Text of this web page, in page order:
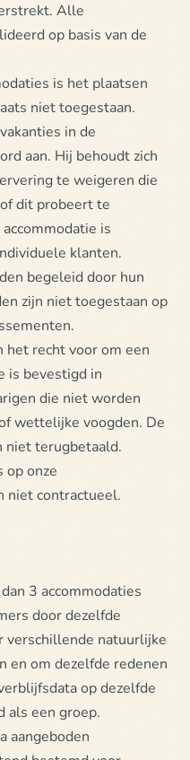
Alle
op basis van de
is het plaatsen
niet toegestaan.
in de
aan. Hij behoudt zich
te weigeren die
dit probeert te
is
klanten.
begeleid door hun
zijn niet toegestaan op
het recht voor om een
is bevestigd in
die niet worden
wettelijke voogden. De
niet terugbetaald.
op onze
niet contractueel.
3 accommodaties
door dezelfde
verschillende natuurlijke
en om dezelfde redenen
op dezelfde
als een groep.
aangeboden